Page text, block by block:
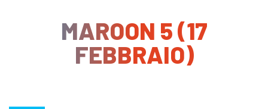
MAROON 5 (17
FEBBRAIO)